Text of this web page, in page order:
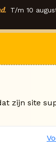
T/m 10
zijn site